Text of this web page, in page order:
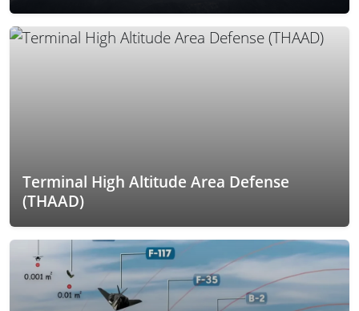
Terminal High Altitude Area Defense
(THAAD)